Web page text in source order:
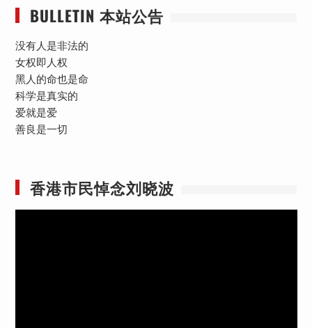
BULLETIN 本站公告
没有人是非法的
女权即人权
黑人的命也是命
科学是真实的
爱就是爱
善良是一切
香港市民悼念刘晓波